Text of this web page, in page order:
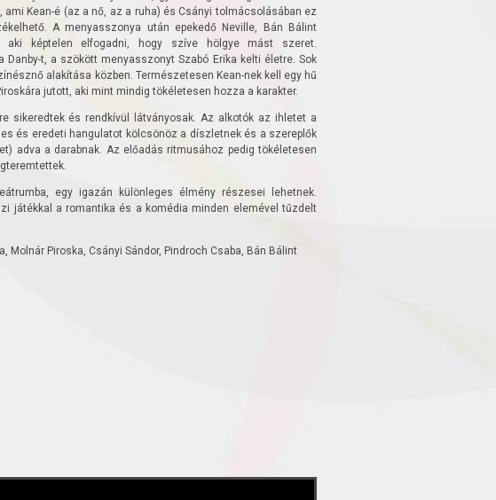
Kean-é (az a nő, az a ruha) és Csányi tolmácsolásában ez
A menyasszonya után epekedő Neville, Bán Bálint
aki képtelen elfogadni, hogy szíve hölgye mást szeret.
t, a szökött menyasszonyt Szabó Erika kelti életre. Sok
alakítása közben. Természetesen Kean-nek kell egy hű
jutott, aki mint mindig tökéletesen hozza a karakter.
sikeredtek és rendkívül látványosak. Az alkotók az ihletet a
és eredeti hangulatot kölcsönöz a díszletnek és a szereplők
adva a darabnak. Az előadás ritmusához pedig tökéletesen
egy igazán különleges élmény részesei lehetnek.
játékkal a romantika és a komédia minden elemével tűzdelt
Molnár Piroska, Csányi Sándor, Pindroch Csaba, Bán Bálint